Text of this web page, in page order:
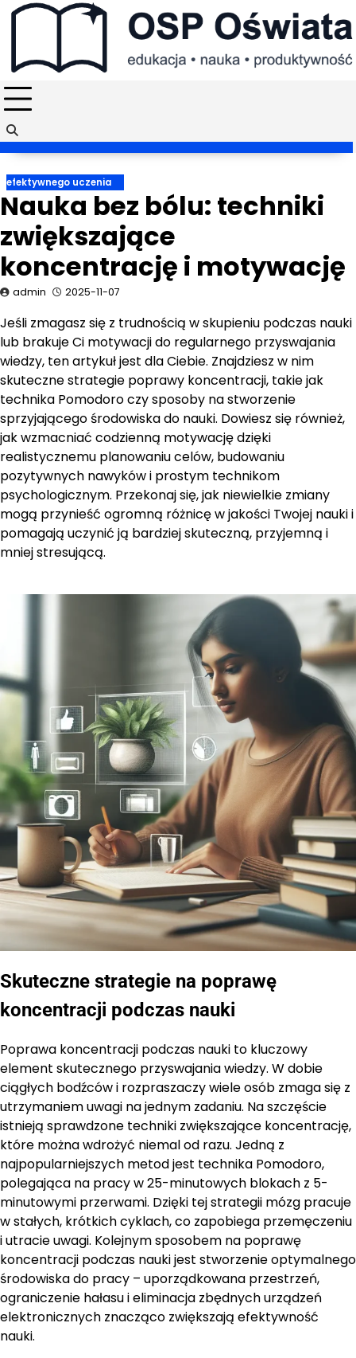
Skip
efektywnego uczenia
Nauka bez bólu: techniki
zwiększające
koncentrację i motywację
admin 2025-11-07
Jeśli zmagasz się z trudnością w skupieniu podczas nauki
lub brakuje Ci motywacji do regularnego przyswajania
wiedzy, ten artykuł jest dla Ciebie. Znajdziesz w nim
skuteczne strategie poprawy koncentracji, takie jak
technika Pomodoro czy sposoby na stworzenie
sprzyjającego środowiska do nauki. Dowiesz się również,
jak wzmacniać codzienną motywację dzięki
realistycznemu planowaniu celów, budowaniu
pozytywnych nawyków i prostym technikom
psychologicznym. Przekonaj się, jak niewielkie zmiany
mogą przynieść ogromną różnicę w jakości Twojej nauki i
pomagają uczynić ją bardziej skuteczną, przyjemną i
mniej stresującą.
Skuteczne strategie na poprawę
koncentracji podczas nauki
Poprawa koncentracji podczas nauki to kluczowy
element skutecznego przyswajania wiedzy. W dobie
ciągłych bodźców i rozpraszaczy wiele osób zmaga się z
utrzymaniem uwagi na jednym zadaniu. Na szczęście
istnieją sprawdzone techniki zwiększające koncentrację,
które można wdrożyć niemal od razu. Jedną z
najpopularniejszych metod jest technika Pomodoro,
polegająca na pracy w 25-minutowych blokach z 5-
minutowymi przerwami. Dzięki tej strategii mózg pracuje
w stałych, krótkich cyklach, co zapobiega przemęczeniu
i utracie uwagi. Kolejnym sposobem na poprawę
koncentracji podczas nauki jest stworzenie optymalnego
środowiska do pracy – uporządkowana przestrzeń,
ograniczenie hałasu i eliminacja zbędnych urządzeń
elektronicznych znacząco zwiększają efektywność
nauki.